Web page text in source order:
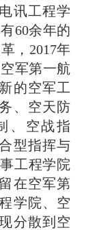
讯工程学
60余年的
，2017年
军第一航
的空军工
、空天防
、空战指
型指挥与
工程学院
在空军第
学院、空
分散到空